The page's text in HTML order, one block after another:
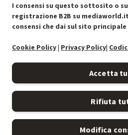
Preferenze cookie
I consensi su questo sottosito o
registrazione B2B su
consensi che dai sul sito principale
Cookie Policy| Privacy Policy|
Accetta
Rifiuta
Modifica